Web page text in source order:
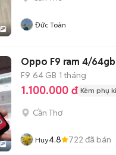
Đức Toàn
Oppo F9 ram 4/
F9 64 GB 1 tháng
1.100.000 đ Kèm phụ
Cần Thơ
Huy4.8 722 đã bán